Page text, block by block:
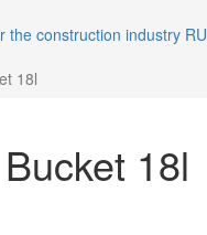
the construction industry RU
18l
18l